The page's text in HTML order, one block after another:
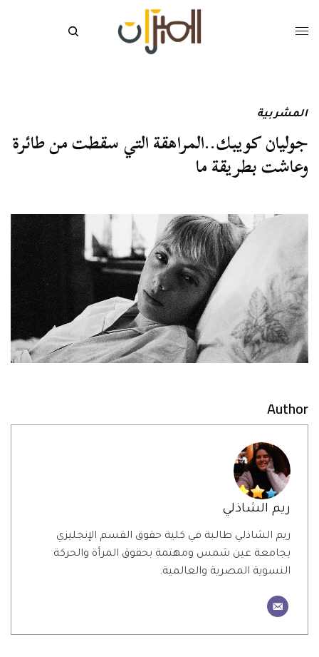
المشربية
جوليان كويبك..المراهقة التي سقطت من طائرة
وعاشت بطريقة ما
Author
ريم الشاذلي
ريم الشاذلي طالبة في كلية حقوق القسم الإنجليزي
بجامعة عين شمس ومهتمة بحقوق المرأة والحركة
النسوية المصرية والعالمية.